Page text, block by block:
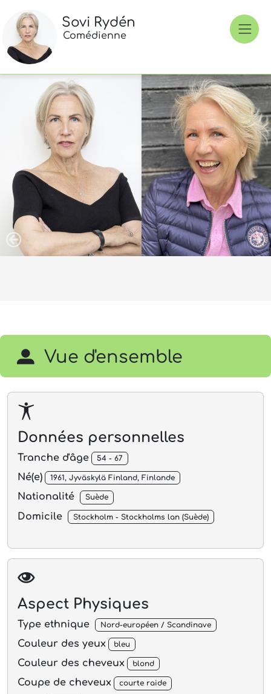
Sovi Rydén
Comédienne
Vue d'ensemble
Données personnelles
Tranche d'âge 54 - 67
Né(e) 1961, Jyväskylä Finland, Finlande
Nationalité Suède
Domicile Stockholm - Stockholms lan (Suède)
Aspect Physiques
Type ethnique Nord-européen / Scandinave
Couleur des yeux bleu
Couleur des cheveux blond
Coupe de cheveux courte raide